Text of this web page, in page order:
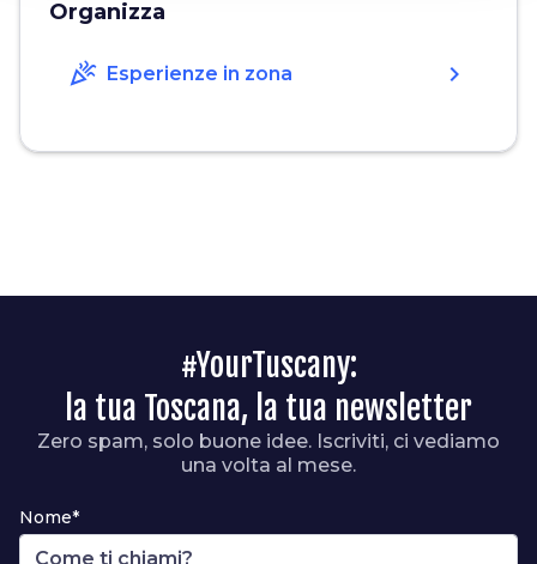
Organizza
celebration Esperienze in zona chevron_right
#YourTuscany:
la tua Toscana, la tua newsletter
Zero spam, solo buone idee. Iscriviti, ci vediamo
una volta al mese.
Nome*